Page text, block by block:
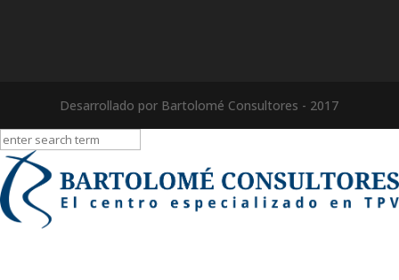
Desarrollado por Bartolomé Consultores - 2017